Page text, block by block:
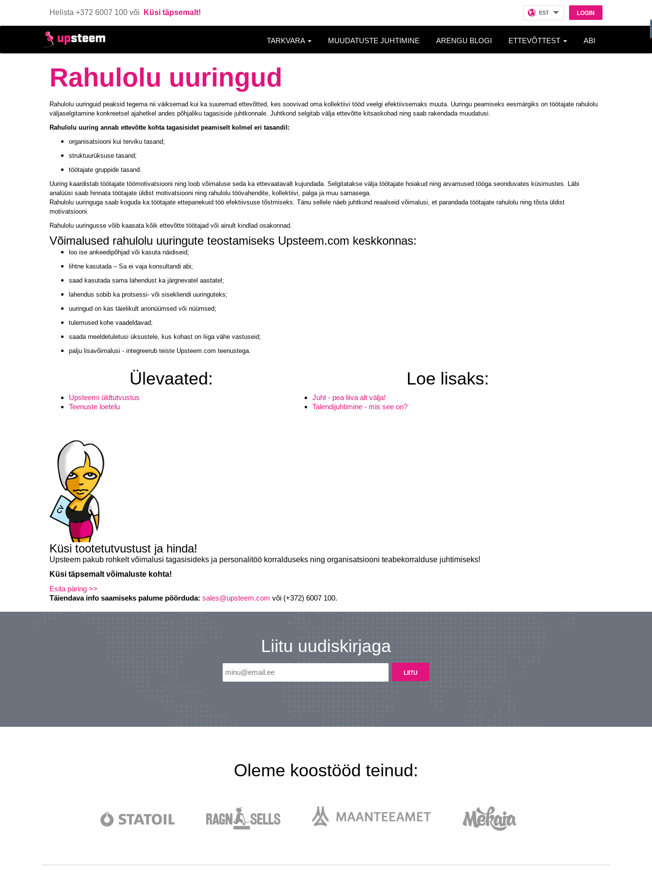
Helista +372 6007 100 või Küsi täpsemalt! LOGIN
EST
TARKVARA MUUDATUSTE JUHTIMINE ARENGU BLOGI ETTEVÕTTEST ABI
Rahulolu uuringud
Rahulolu uuringuid peaksid tegema nii väiksemad kui ka suuremad ettevõtted, kes soovivad oma kollektiivi tööd veelgi efektiivsemaks muuta. Uuringu peamiseks eesmärgiks on töötajate rahulolu
väljaselgitamine konkreetsel ajahetkel andes põhjaliku tagasiside juhtkonnale. Juhtkond selgitab välja ettevõtte kitsaskohad ning saab rakendada muudatusi.
Rahulolu uuring annab ettevõtte kohta tagasisidet peamiselt kolmel eri tasandil:
organisatsiooni kui terviku tasand;
struktuurüksuse tasand;
töötajate gruppide tasand.
Uuring kaardistab töötajate töömotivatsiooni ning loob võimaluse seda ka ettevaatavalt kujundada. Selgitatakse välja töötajate hoiakud ning arvamused tööga seonduvates küsimustes. Läbi
analüüsi saab hinnata töötajate üldist motivatsiooni ning rahulolu töövahendite, kollektiivi, palga ja muu sarnasega.
Rahulolu uuringuga saab koguda ka töötajate ettepanekuid töö efektiivsuse tõstmiseks. Tänu sellele näeb juhtkond reaalseid võimalusi, et parandada töötajate rahulolu ning tõsta üldist
motivatsiooni.
Rahulolu uuringusse võib kaasata kõik ettevõtte töötajad või ainult kindlad osakonnad.
Võimalused rahulolu uuringute teostamiseks Upsteem.com keskkonnas:
loo ise ankeedipõhjad või kasuta näidiseid;
lihtne kasutada – Sa ei vaja konsultandi abi;
saad kasutada sama lahendust ka järgnevatel aastatel;
lahendus sobib ka protsessi- või sisekliendi uuringuteks;
uuringud on kas täielikult anonüümsed või nüümsed;
tulemused kohe vaadeldavad;
saada meeldetuletusi üksustele, kus kohast on liiga vähe vastuseid;
palju lisavõimalusi - integreerub teiste Upsteem.com teenustega.
Ülevaated: Loe lisaks:
Upsteemi üldtutvustus
Teenuste loetelu
Juht - pea liiva alt välja!
Talendijuhtimine - mis see on?
Küsi tootetutvustust ja hinda!
Upsteem pakub rohkelt võimalusi tagasisideks ja personalitöö korralduseks ning organisatsiooni teabekorralduse juhtimiseks!
Küsi täpsemalt võimaluste kohta!
Esita päring >>
Täiendava info saamiseks palume pöörduda: sales@upsteem.com või (+372) 6007 100.
Liitu uudiskirjaga
Oleme koostööd teinud: